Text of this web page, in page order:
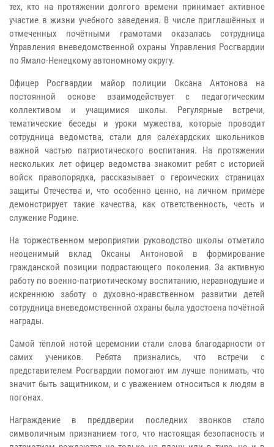
тех, кто на протяжении долгого времени принимает активное
участие в жизни учебного заведения. В числе приглашённых и
отмеченных почётными грамотами оказалась сотрудница
Управления вневедомственной охраны Управления Росгвардии
по Ямало-Ненецкому автономному округу.
Офицер Росгвардии майор полиции Оксана Антонова на
постоянной основе взаимодействует с педагогическим
коллективом и учащимися школы. Регулярные встречи,
тематические беседы и уроки мужества, которые проводит
сотрудница ведомства, стали для салехардских школьников
важной частью патриотического воспитания. На протяжении
нескольких лет офицер ведомства знакомит ребят с историей
войск правопорядка, рассказывает о героических страницах
защиты Отечества и, что особенно ценно, на личном примере
демонстрирует такие качества, как ответственность, честь и
служение Родине.
На торжественном мероприятии руководство школы отметило
неоценимый вклад Оксаны Антоновой в формирование
гражданской позиции подрастающего поколения. За активную
работу по военно-патриотическому воспитанию, неравнодушие и
искреннюю заботу о духовно-нравственном развитии детей
сотрудница вневедомственной охраны была удостоена почётной
награды.
Самой тёплой нотой церемонии стали слова благодарности от
самих учеников. Ребята признались, что встречи с
представителем Росгвардии помогают им лучше понимать, что
значит быть защитником, и с уважением относиться к людям в
погонах.
Награждение в преддверии последних звонков стало
символичным признанием того, что настоящая безопасность и